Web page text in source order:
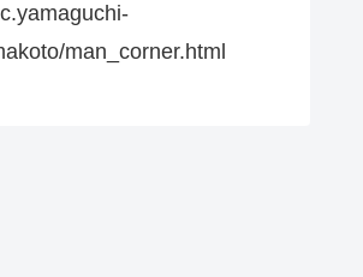
man_corner.html